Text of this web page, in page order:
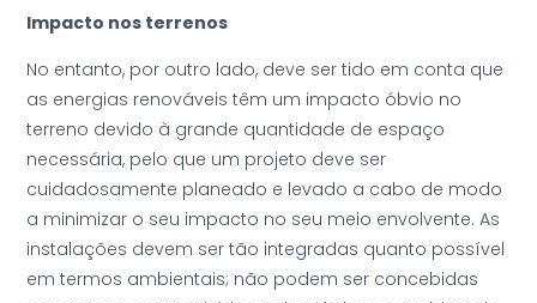
Impacto nos terrenos
No entanto, por outro lado, deve ser tido em conta que
as energias renováveis têm um impacto óbvio no
terreno devido à grande quantidade de espaço
necessária, pelo que um projeto deve ser
cuidadosamente planeado e levado a cabo de modo
a minimizar o seu impacto no seu meio envolvente. As
instalações devem ser tão integradas quanto possível
em termos ambientais; não podem ser concebidas